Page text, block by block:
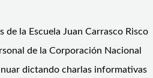
de la Escuela Juan Carrasco Risco
de la Corporación Nacional
dictando charlas informativas